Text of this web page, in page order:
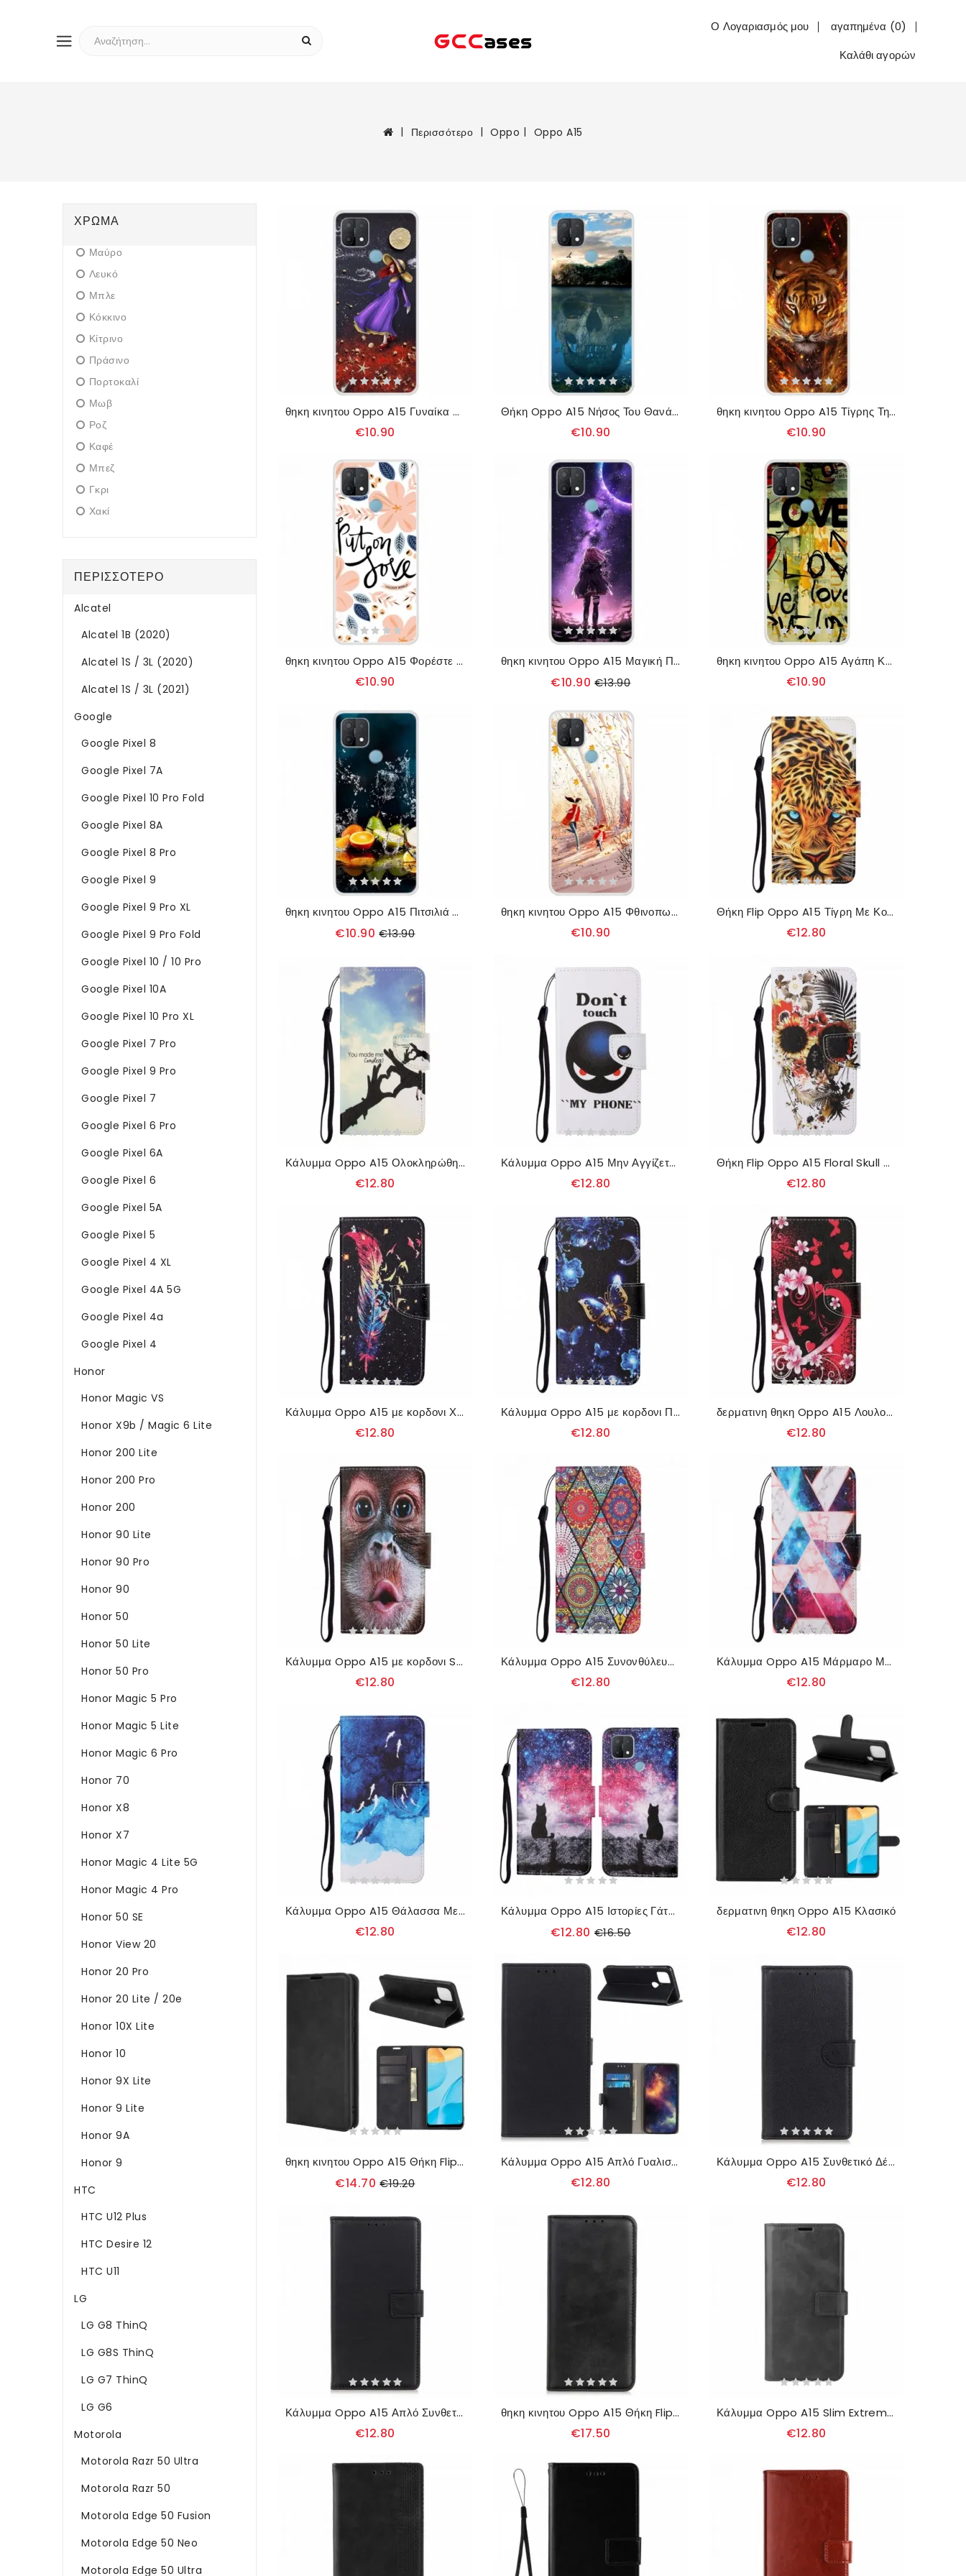
Ο Λογαριασμός μου
αγαπημένα (0)
Καλάθι αγορών
Περισσότερο Oppo Oppo A15
ΧΡΏΜΑ
Μαύρο
Λευκό
Μπλε
Κόκκινο
Κίτρινο
Πράσινο
Πορτοκαλί
Μωβ
Ροζ
Καφέ
Μπεζ
Γκρι
Χακί
ΠΕΡΙΣΣΌΤΕΡΟ
Alcatel
Alcatel 1B (2020)
Alcatel 1S / 3L (2020)
Alcatel 1S / 3L (2021)
Google
Google Pixel 8
Google Pixel 7A
Google Pixel 10 Pro Fold
Google Pixel 8A
Google Pixel 8 Pro
Google Pixel 9
Google Pixel 9 Pro XL
Google Pixel 9 Pro Fold
Google Pixel 10 / 10 Pro
Google Pixel 10A
Google Pixel 10 Pro XL
Google Pixel 7 Pro
Google Pixel 9 Pro
Google Pixel 7
Google Pixel 6 Pro
Google Pixel 6A
Google Pixel 6
Google Pixel 5A
Google Pixel 5
Google Pixel 4 XL
Google Pixel 4A 5G
Google Pixel 4a
Google Pixel 4
Honor
Honor Magic VS
Honor X9b / Magic 6 Lite
Honor 200 Lite
Honor 200 Pro
Honor 200
Honor 90 Lite
Honor 90 Pro
Honor 90
Honor 50
Honor 50 Lite
Honor 50 Pro
Honor Magic 5 Pro
Honor Magic 5 Lite
Honor Magic 6 Pro
Honor 70
Honor X8
Honor X7
Honor Magic 4 Lite 5G
Honor Magic 4 Pro
Honor 50 SE
Honor View 20
Honor 20 Pro
Honor 20 Lite / 20e
Honor 10X Lite
Honor 10
Honor 9X Lite
Honor 9 Lite
Honor 9A
Honor 9
HTC
HTC U12 Plus
HTC Desire 12
HTC U11
LG
LG G8 ThinQ
LG G8S ThinQ
LG G7 ThinQ
LG G6
Motorola
Motorola Razr 50 Ultra
Motorola Razr 50
Motorola Edge 50 Fusion
Motorola Edge 50 Neo
Motorola Edge 50 Ultra
θηκη κινητου Oppo A15 Γυναίκα Στη Θάλασσα
€10.90
Θήκη Oppo A15 Νήσος Του Θανάτου
€10.90
θηκη κινητου Oppo A15 Τίγρης Της Φωτιάς
€10.90
θηκη κινητου Oppo A15 Φορέστε Την Αγάπη
€10.90
θηκη κινητου Oppo A15 Μαγική Πανσέληνος
€10.90 €13.90
θηκη κινητου Oppo A15 Αγάπη Και Αγάπη
€10.90
θηκη κινητου Oppo A15 Πιτσιλιά Εσπεριδοειδών
€10.90 €13.90
θηκη κινητου Oppo A15 Φθινοπωρινό Τοπίο
€10.90
Θήκη Flip Oppo A15 Τίγρη Με Κορδόνι
€12.80
Κάλυμμα Oppo A15 Ολοκληρώθηκε Με Κορδόνι
€12.80
Κάλυμμα Oppo A15 Μην Αγγίζετε Το"τηλέφωνό Μου"
€12.80
Θήκη Flip Oppo A15 Floral Skull Με Κορδόνι
€12.80
Κάλυμμα Oppo A15 με κορδονι Χρωματιστό Φτερό Με Λουράκι
€12.80
Κάλυμμα Oppo A15 με κορδονι Πολύτιμες Πεταλούδες Με Λουράκια
€12.80
δερματινη θηκη Oppo A15 Λουλούδια Και Καρδιές Με Κορδόνι
€12.80
Κάλυμμα Oppo A15 με κορδονι Strappy Monkey
€12.80
Κάλυμμα Oppo A15 Συνονθύλευμα Με Λουράκι
€12.80
Κάλυμμα Oppo A15 Μάρμαρο Με Λουράκι
€12.80
Κάλυμμα Oppo A15 Θάλασσα Με Λουράκι
€12.80
Κάλυμμα Oppo A15 Ιστορίες Γάτας Με Κορδόνι
€12.80 €16.50
δερματινη θηκη Oppo A15 Κλασικό
€12.80
θηκη κινητου Oppo A15 Θήκη Flip Εφέ Δέρματος Από Μαλακό Μετάξι
€14.70 €19.20
Κάλυμμα Oppo A15 Απλό Γυαλιστερό Δερμάτινο Εφέ
€12.80
Κάλυμμα Oppo A15 Συνθετικό Δέρμα Lychee
€12.80
Κάλυμμα Oppo A15 Απλό Συνθετικό Δέρμα
€12.80
θηκη κινητου Oppo A15 Θήκη Flip Σχιστό Δέρμα
€17.50
Κάλυμμα Oppo A15 Slim Extreme Leather Effect
€12.80